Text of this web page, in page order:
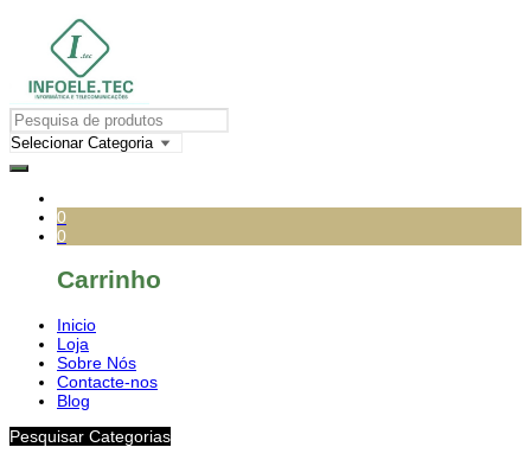
0
0
Carrinho
Inicio
Loja
Sobre Nós
Contacte-nos
Blog
Pesquisar Categorias